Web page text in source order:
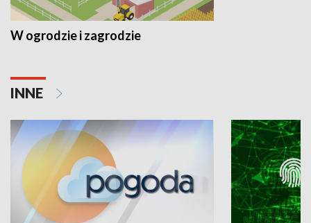
W ogrodzie i zagrodzie
INNE